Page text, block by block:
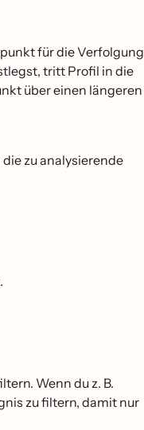
für die Verfolgung
tritt Profil in die
über einen längeren
zu analysierende
Wenn du z. B.
zu filtern, damit nur